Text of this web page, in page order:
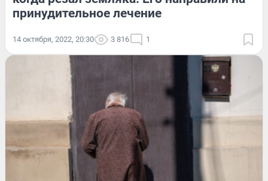
принудительное лечение
14 октября, 2022, 20:30 3 816 1